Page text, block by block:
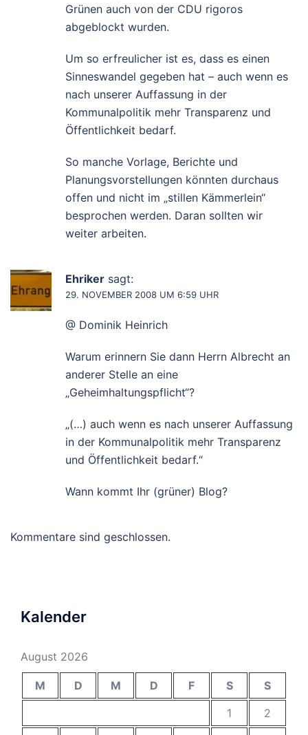
Grünen auch von der CDU rigoros
abgeblockt wurden.
Um so erfreulicher ist es, dass es einen
Sinneswandel gegeben hat – auch wenn es
nach unserer Auffassung in der
Kommunalpolitik mehr Transparenz und
Öffentlichkeit bedarf.
So manche Vorlage, Berichte und
Planungsvorstellungen könnten durchaus
offen und nicht im „stillen Kämmerlein“
besprochen werden. Daran sollten wir
weiter arbeiten.
Ehriker sagt:
29. NOVEMBER 2008 UM 6:59 UHR
@ Dominik Heinrich
Warum erinnern Sie dann Herrn Albrecht an
anderer Stelle an eine
„Geheimhaltungspflicht“?
„(…) auch wenn es nach unserer Auffassung
in der Kommunalpolitik mehr Transparenz
und Öffentlichkeit bedarf.“
Wann kommt Ihr (grüner) Blog?
Kommentare sind geschlossen.
Kalender
August 2026
M D M D F S
S
1
2